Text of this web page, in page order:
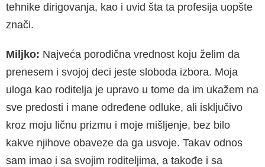
tehnike dirigovanja, kao i uvid šta ta profesija uopšte
znači.
Miljko: Najveća porodična vrednost koju želim da
prenesem i svojoj deci jeste sloboda izbora. Moja
uloga kao roditelja je upravo u tome da im ukažem na
sve predosti i mane određene odluke, ali isključivo
kroz moju ličnu prizmu i moje mišljenje, bez bilo
kakve njihove obaveze da ga usvoje. Takav odnos
sam imao i sa svojim roditeljima, a takođe i sa